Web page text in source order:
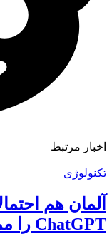
اخبار مرتبط
تکنولوژی
آلمان هم
ChatGPT را ممنوع می‌کند